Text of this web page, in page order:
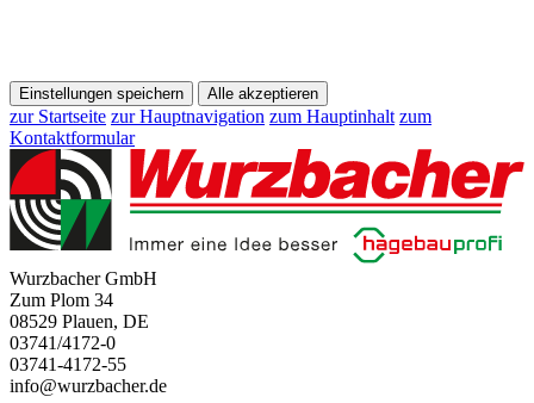
Einstellungen speichern Alle akzeptieren
zur Startseite zur Hauptnavigation zum Hauptinhalt zum
Kontaktformular
Wurzbacher GmbH
Zum Plom 34
08529 Plauen, DE
03741/4172-0
03741-4172-55
info@wurzbacher.de